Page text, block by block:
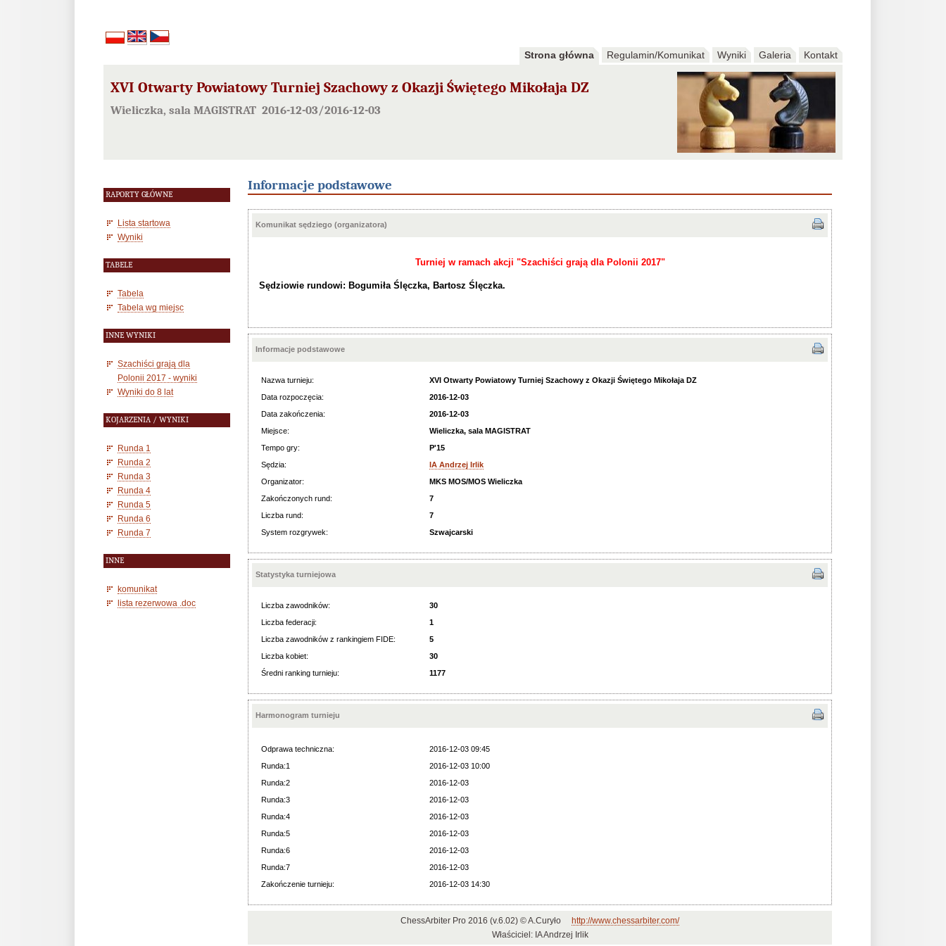
Strona główna Regulamin/Komunikat Wyniki Galeria Kontakt
XVI Otwarty Powiatowy Turniej Szachowy z Okazji Świętego Mikołaja DZ
Wieliczka, sala MAGISTRAT 2016-12-03/2016-12-03
RAPORTY GŁÓWNE
Lista startowa
Wyniki
TABELE
Tabela
Tabela wg miejsc
INNE WYNIKI
Szachiści grają dla
Polonii 2017 - wyniki
Wyniki do 8 lat
KOJARZENIA / WYNIKI
Runda 1
Runda 2
Runda 3
Runda 4
Runda 5
Runda 6
Runda 7
INNE
komunikat
lista rezerwowa .doc
Informacje podstawowe
Komunikat sędziego (organizatora)
Turniej w ramach akcji "Szachiści grają dla Polonii 2017"
Sędziowie rundowi: Bogumiła Ślęczka, Bartosz Ślęczka.
Informacje podstawowe
Nazwa turnieju:
XVI Otwarty Powiatowy Turniej Szachowy z Okazji Świętego Mikołaja DZ
Data rozpoczęcia:
2016-12-03
Data zakończenia:
2016-12-03
Miejsce:
Wieliczka, sala MAGISTRAT
Tempo gry:
P'15
Sędzia:
IA Andrzej Irlik
Organizator:
MKS MOS/MOS Wieliczka
Zakończonych rund:
7
Liczba rund:
7
System rozgrywek:
Szwajcarski
Statystyka turniejowa
Liczba zawodników:
30
Liczba federacji:
1
Liczba zawodników z rankingiem FIDE:
5
Liczba kobiet:
30
Średni ranking turnieju:
1177
Harmonogram turnieju
Odprawa techniczna:
2016-12-03 09:45
Runda:1
2016-12-03 10:00
Runda:2
2016-12-03
Runda:3
2016-12-03
Runda:4
2016-12-03
Runda:5
2016-12-03
Runda:6
2016-12-03
Runda:7
2016-12-03
Zakończenie turnieju:
2016-12-03 14:30
ChessArbiter Pro 2016 (v.6.02) © A.Curyło
http://www.chessarbiter.com/
Właściciel: IA Andrzej Irlik